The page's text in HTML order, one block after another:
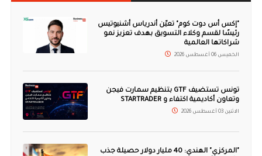
"إكس أس دوت كوم" تعيّن أندرياس أشنيوتيس
رئيسًا لقسم وكلاء التسويق بهدف تعزيز نمو
شراكاتها العالمية
الخميس 06 أغسطس 2026
تونس تستضيف GTF بتنظيم سمارت فيجن
وتعاون أكاديمية اكتفاء و STARTRADER
الاثنين 03 أغسطس 2026
"المركزي" الهندي: 40 مليار دولار حصيلة جذب